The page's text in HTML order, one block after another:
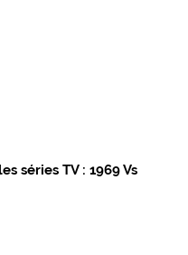
séries TV : 1969 Vs